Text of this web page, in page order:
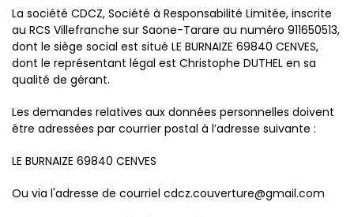
La société CDCZ, Société à Responsabilité Limitée, inscrite
au RCS Villefranche sur Saone-Tarare au numéro 911650513,
dont le siège social est situé LE BURNAIZE 69840 CENVES,
dont le représentant légal est Christophe DUTHEL en sa
qualité de gérant.
Les demandes relatives aux données personnelles doivent
être adressées par courrier postal à l’adresse suivante :
LE BURNAIZE 69840 CENVES
Ou via l'adresse de courriel cdcz.couverture@gmail.com